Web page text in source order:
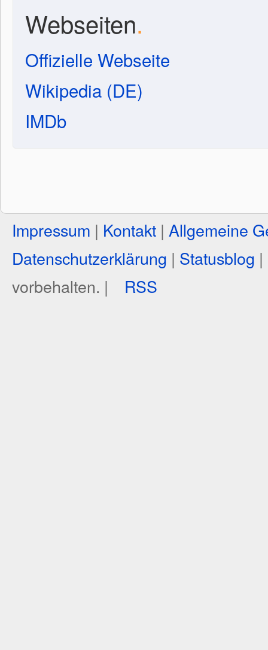
Webseiten.
Offizielle Webseite
Wikipedia (DE)
IMDb
Impressum | Kontakt | Allgemeine
Datenschutzerklärung | Statusblog |
vorbehalten. |
RSS